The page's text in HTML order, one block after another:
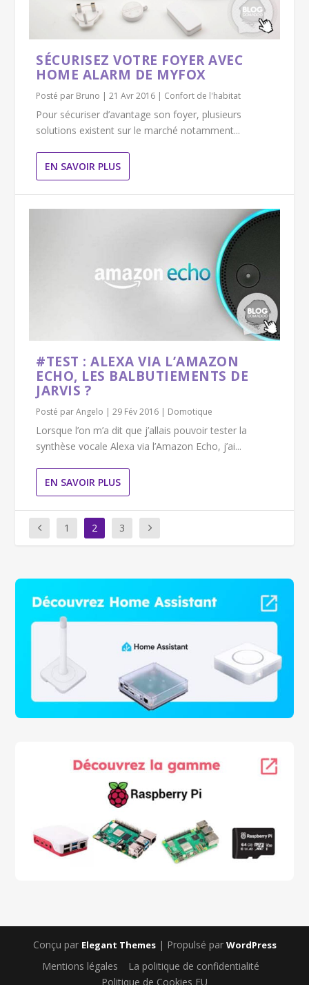
SÉCURISEZ VOTRE FOYER AVEC
HOME ALARM DE MYFOX
Posté par Bruno |21 Avr 2016 | Confort de l'habitat
Pour sécuriser d’avantage son foyer, plusieurs
solutions existent sur le marché notamment...
EN SAVOIR PLUS
#TEST : ALEXA VIA L’AMAZON
ECHO, LES BALBUTIEMENTS DE
JARVIS ?
Posté parAngelo |29 Fév 2016 | Domotique
Lorsque l’on m’a dit que j’allais pouvoir tester la
synthèse vocale Alexa via l’Amazon Echo, j’ai...
EN SAVOIR PLUS
1 2 3
Conçu par Elegant Themes| Propulsé par WordPress
Mentions légales
La politique de confidentialité
Politique de Cookies EU